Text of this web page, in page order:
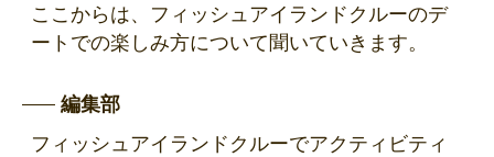
ここからは、フィッシュアイランドクルーのデ
ートでの楽しみ方について聞いていきます。
編集部
フィッシュアイランドクルーでアクティビティ